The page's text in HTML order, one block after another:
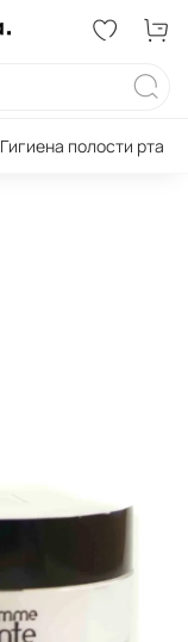
Гигиена полости рта